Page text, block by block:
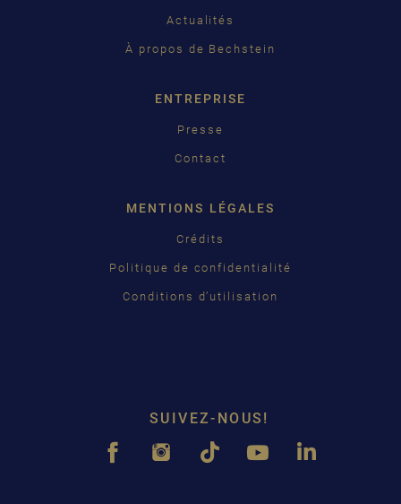
Actualités
À propos de Bechstein
ENTREPRISE
Presse
Contact
MENTIONS LÉGALES
Crédits
Politique de confidentialité
Conditions d’utilisation
SUIVEZ-NOUS!